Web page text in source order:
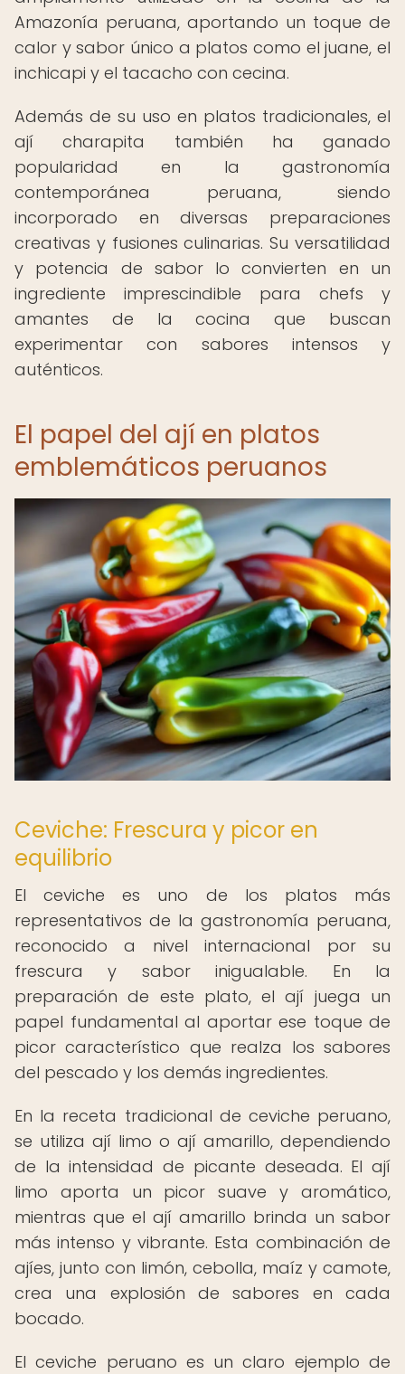
Amazonía peruana, aportando un toque de
calor y sabor único a platos como el juane, el
inchicapi y el tacacho con cecina.
Además de su uso en platos tradicionales, el
ají charapita también ha ganado
popularidad en la gastronomía
contemporánea peruana, siendo
incorporado en diversas preparaciones
creativas y fusiones culinarias. Su versatilidad
y potencia de sabor lo convierten en un
ingrediente imprescindible para chefs y
amantes de la cocina que buscan
experimentar con sabores intensos y
auténticos.
El papel del ají en platos
emblemáticos peruanos
Ceviche: Frescura y picor en
equilibrio
El ceviche es uno de los platos más
representativos de la gastronomía peruana,
reconocido a nivel internacional por su
frescura y sabor inigualable. En la
preparación de este plato, el ají juega un
papel fundamental al aportar ese toque de
picor característico que realza los sabores
del pescado y los demás ingredientes.
En la receta tradicional de ceviche peruano,
se utiliza ají limo o ají amarillo, dependiendo
de la intensidad de picante deseada. El ají
limo aporta un picor suave y aromático,
mientras que el ají amarillo brinda un sabor
más intenso y vibrante. Esta combinación de
ajíes, junto con limón, cebolla, maíz y camote,
crea una explosión de sabores en cada
bocado.
El ceviche peruano es un claro ejemplo de